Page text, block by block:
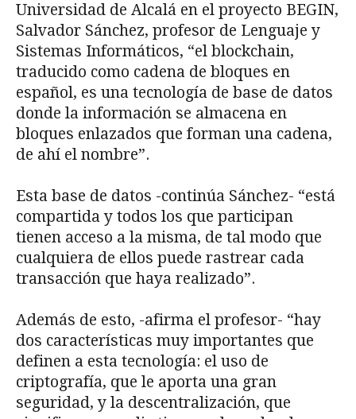
Universidad de Alcalá en el proyecto BEGIN,
Salvador Sánchez, profesor de Lenguaje y
Sistemas Informáticos, “el blockchain,
traducido como cadena de bloques en
español, es una tecnología de base de datos
donde la información se almacena en
bloques enlazados que forman una cadena,
de ahí el nombre”.
Esta base de datos -continúa Sánchez- “está
compartida y todos los que participan
tienen acceso a la misma, de tal modo que
cualquiera de ellos puede rastrear cada
transacción que haya realizado”.
Además de esto, -afirma el profesor- “hay
dos características muy importantes que
definen a esta tecnología: el uso de
criptografía, que le aporta una gran
seguridad, y la descentralización, que